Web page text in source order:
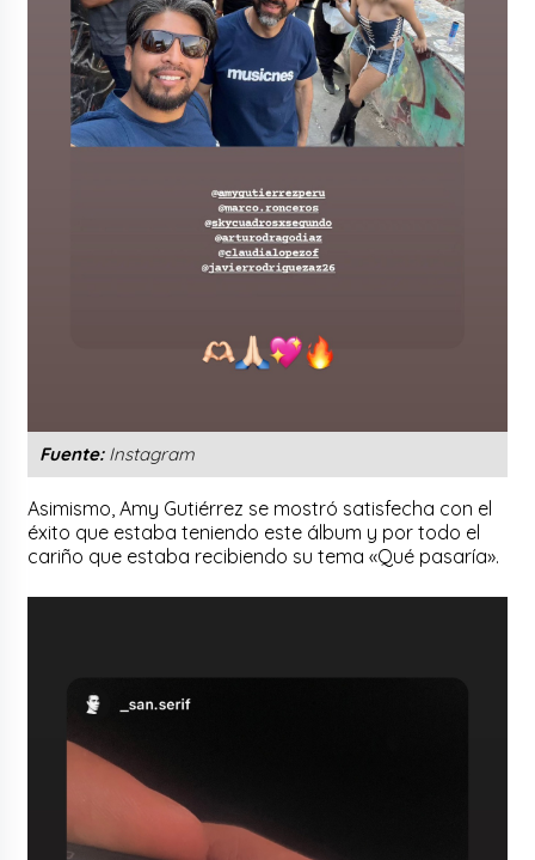
Fuente:Instagram
Asimismo, Amy Gutiérrez se mostró satisfecha con el
éxito que estaba teniendo este álbum y por todo el
cariño que estaba recibiendo su tema «Qué pasaría».